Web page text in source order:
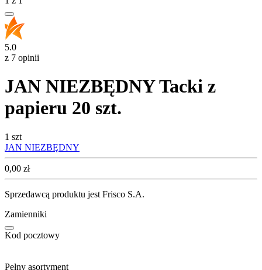
5.0
z 7 opinii
JAN NIEZBĘDNY Tacki z
papieru 20 szt.
1 szt
JAN NIEZBĘDNY
Cena
0,00 zł
Sprzedawcą produktu jest Frisco S.A.
Zamienniki
Kod pocztowy
Pełny asortyment